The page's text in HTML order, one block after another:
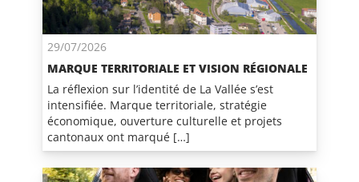
29/07/2026
MARQUE TERRITORIALE ET VISION RÉGIONALE
La réflexion sur l’identité de La Vallée s’est
intensifiée. Marque territoriale, stratégie
économique, ouverture culturelle et projets
cantonaux ont marqué […]